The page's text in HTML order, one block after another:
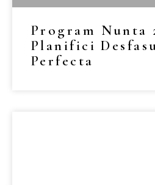
Program Nunta
Planifici
Perfecta